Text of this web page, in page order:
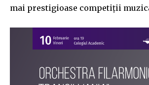
mai prestigioase competiții